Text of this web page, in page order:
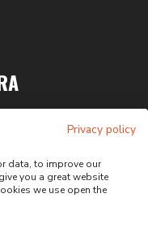
Privacy policy
data, to improve our
you a great website
we use open the